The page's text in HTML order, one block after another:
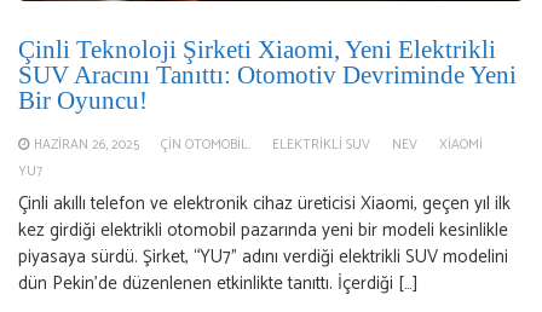
Çinli Teknoloji Şirketi Xiaomi, Yeni Elektrikli
SUV Aracını Tanıttı: Otomotiv Devriminde Yeni
Bir Oyuncu!
HAZIRAN 26, 2025 ÇIN OTOMOBIL. ELEKTRIKLI SUV NEV
XIAOMI
YU7
Çinli akıllı telefon ve elektronik cihaz üreticisi Xiaomi, geçen yıl ilk
kez girdiği elektrikli otomobil pazarında yeni bir modeli kesinlikle
piyasaya sürdü. Şirket, “YU7” adını verdiği elektrikli SUV modelini
dün Pekin’de düzenlenen etkinlikte tanıttı. İçerdiği […]